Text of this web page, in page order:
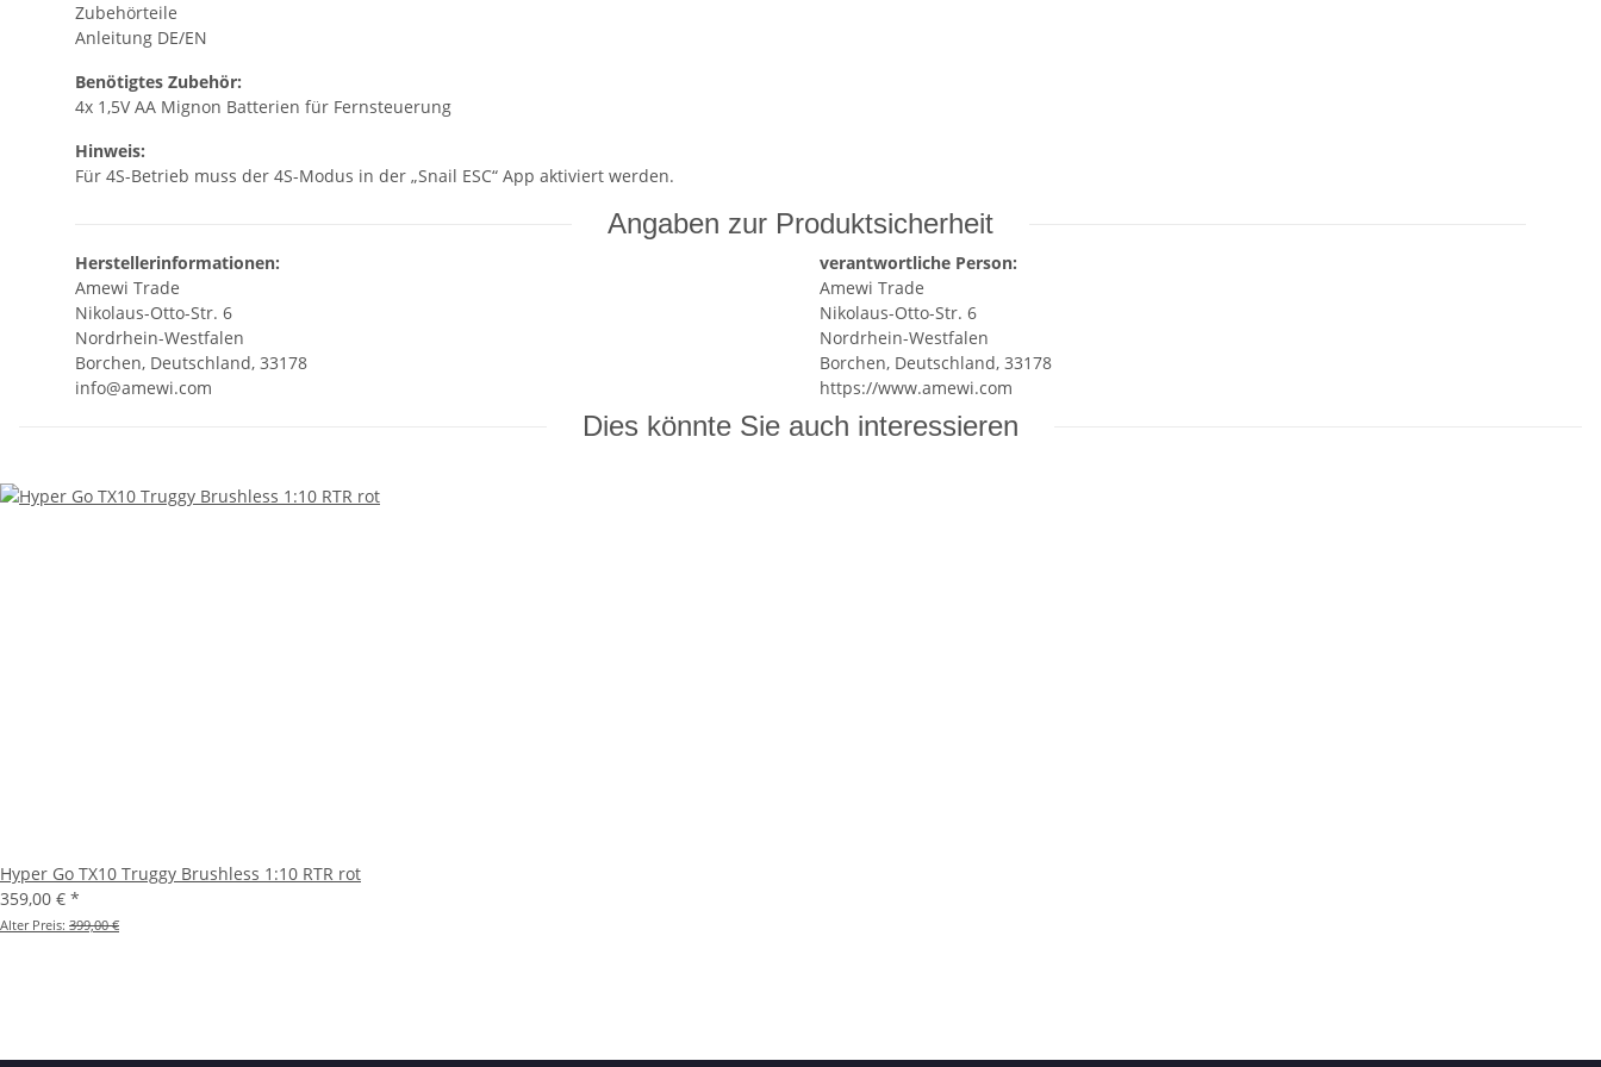
Zubehörteile
Anleitung DE/EN
Benötigtes Zubehör:
4x 1,5V AA Mignon Batterien für Fernsteuerung
Hinweis:
Für 4S-Betrieb muss der 4S-Modus in der „Snail ESC“ App aktiviert werden.
Angaben zur Produktsicherheit
Herstellerinformationen:
Amewi Trade
Nikolaus-Otto-Str. 6
Nordrhein-Westfalen
Borchen, Deutschland, 33178
info@amewi.com
verantwortliche Person:
Amewi Trade
Nikolaus-Otto-Str. 6
Nordrhein-Westfalen
Borchen, Deutschland, 33178
https://www.amewi.com
Dies könnte Sie auch interessieren
Hyper Go TX10 Truggy Brushless 1:10 RTR rot
359,00 € *
Alter Preis: 399,00 €